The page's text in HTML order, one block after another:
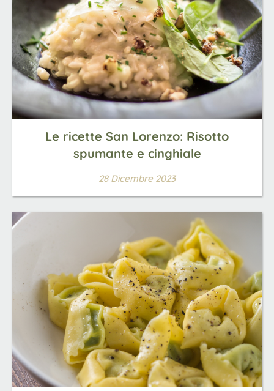
Le ricette San Lorenzo: Risotto
spumante e cinghiale
28 Dicembre 2023